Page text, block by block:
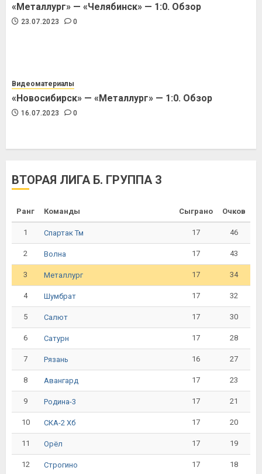
«Металлург» — «Челябинск» — 1:0. Обзор
23.07.2023 0
Видеоматериалы
«Новосибирск» — «Металлург» — 1:0. Обзор
16.07.2023 0
ВТОРАЯ ЛИГА Б. ГРУППА 3
Ранг Команды Сыграно Очков
1 Спартак Тм 17 46
2 Волна 17 43
3 Металлург 17 34
4 Шумбрат 17 32
5 Салют 17 30
6 Сатурн 17 28
7 Рязань 16 27
8 Авангард 17 23
9 Родина-3 17 21
10 СКА-2 Хб 17 20
11 Орёл 17 19
12 Строгино 17 18